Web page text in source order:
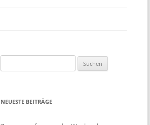
nach:
NEUESTE BEITRÄGE